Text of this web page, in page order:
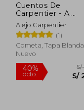
Cuentos De
Carpentier - A.
Carpentirer - libro
físico
Alejo Carpentier
(1)
Cometa, Tapa Blanda,
Nuevo